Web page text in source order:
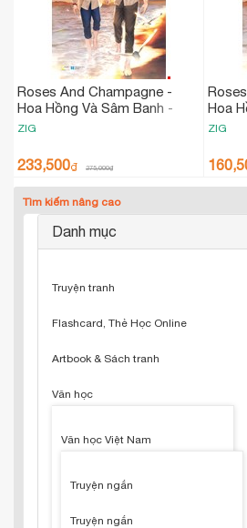
Roses And Champagne -
Hoa Hồng Và Sâm Banh -
Tập 2 - Bản Đặc Biệt
ZIG
233,500₫ 275,000₫
Hoa
Tập 2
ZIG
Tìm kiếm nâng cao
Danh mục
Truyện tranh
Flashcard, Thẻ Học Online
Artbook & Sách tranh
Văn học
Văn học Việt Nam
Truyện ngắn
Truyện ngắn